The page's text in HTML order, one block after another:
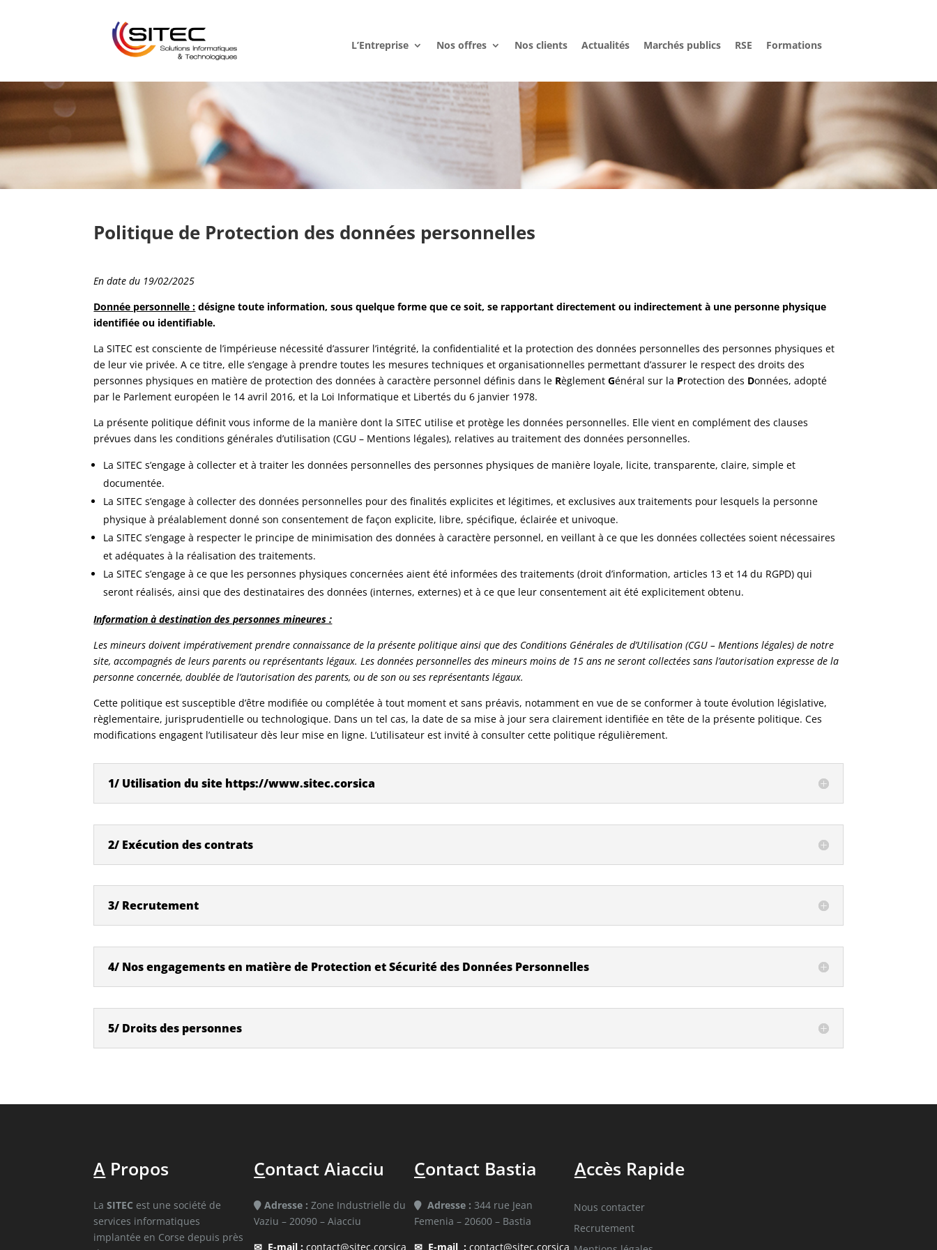
L’Entreprise Nos offres Nos clients Actualités Marchés publics RSE Formations
Politique de Protection des données personnelles
En date du 19/02/2025
Donnée personnelle : désigne toute information, sous quelque forme que ce soit, se rapportant directement ou indirectement à une personne physique
identifiée ou identifiable.
La SITEC est consciente de l’impérieuse nécessité d’assurer l’intégrité, la confidentialité et la protection des données personnelles des personnes physiques et
de leur vie privée. A ce titre, elle s’engage à prendre toutes les mesures techniques et organisationnelles permettant d’assurer le respect des droits des
personnes physiques en matière de protection des données à caractère personnel définis dans le RèglementGénéral sur la Protection des Données, adopté
par le Parlement européen le 14 avril 2016, et la Loi Informatique et Libertés du 6 janvier 1978.
La présente politique définit vous informe de la manière dont la SITEC utilise et protège les données personnelles. Elle vient en complément des clauses
prévues dans les conditions générales d’utilisation (CGU – Mentions légales), relatives au traitement des données personnelles.
La SITEC s’engage à collecter et à traiter les données personnelles des personnes physiques de manière loyale, licite, transparente, claire, simple et
documentée.
La SITEC s’engage à collecter des données personnelles pour des finalités explicites et légitimes, et exclusives aux traitements pour lesquels la personne
physique à préalablement donné son consentement de façon explicite, libre, spécifique, éclairée et univoque.
La SITEC s’engage à respecter le principe de minimisation des données à caractère personnel, en veillant à ce que les données collectées soient nécessaires
et adéquates à la réalisation des traitements.
La SITEC s’engage à ce que les personnes physiques concernées aient été informées des traitements (droit d’information, articles 13 et 14 du RGPD) qui
seront réalisés, ainsi que des destinataires des données (internes, externes) et à ce que leur consentement ait été explicitement obtenu.
Information à destination des personnes mineures :
Les mineurs doivent impérativement prendre connaissance de la présente politique ainsi que des Conditions Générales de d’Utilisation (CGU – Mentions légales) de notre
site, accompagnés de leurs parents ou représentants légaux. Les données personnelles des mineurs moins de 15 ans ne seront collectées sans l’autorisation expresse de la
personne concernée, doublée de l’autorisation des parents, ou de son ou ses représentants légaux.
Cette politique est susceptible d’être modifiée ou complétée à tout moment et sans préavis, notamment en vue de se conformer à toute évolution législative,
règlementaire, jurisprudentielle ou technologique. Dans un tel cas, la date de sa mise à jour sera clairement identifiée en tête de la présente politique. Ces
modifications engagent l’utilisateur dès leur mise en ligne. L’utilisateur est invité à consulter cette politique régulièrement.
1/ Utilisation du site https://www.sitec.corsica
2/ Exécution des contrats
3/ Recrutement
4/ Nos engagements en matière de Protection et Sécurité des Données Personnelles
5/ Droits des personnes
A Propos
La SITEC est une société de
services informatiques
implantée en Corse depuis près
Contact Aiacciu
Adresse : Zone Industrielle du
Vaziu – 20090 – Aiacciu
✉ E-mail : contact@sitec.corsica
Contact Bastia
Adresse : 344 rue Jean
Femenia – 20600 – Bastia
✉ E-mail : contact@sitec.corsica
Accès Rapide
Nous contacter
Recrutement